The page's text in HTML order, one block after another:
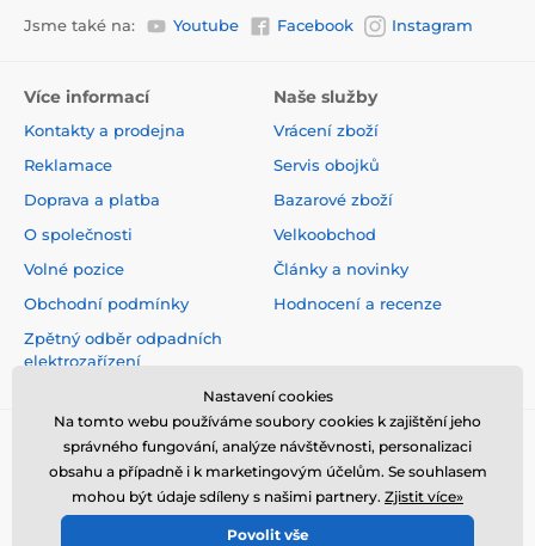
Jsme také na: Youtube Facebook Instagram
Více informací
Kontakty a prodejna
Reklamace
Doprava a platba
O společnosti
Volné pozice
Obchodní podmínky
Zpětný odběr odpadních
elektrozařízení
Naše služby
Vrácení zboží
Servis obojků
Bazarové zboží
Velkoobchod
Články a novinky
Hodnocení a recenze
© 2026 www.elektro-obojky.cz ⦁ E-shop vytvořila
Nastavení cookies
Na tomto webu používáme soubory cookies k zajištění jeho
správného fungování, analýze návštěvnosti, personalizaci
obsahu a případně i k marketingovým účelům. Se souhlasem
mohou být údaje sdíleny s našimi partnery. Zjistit více»
Povolit vše